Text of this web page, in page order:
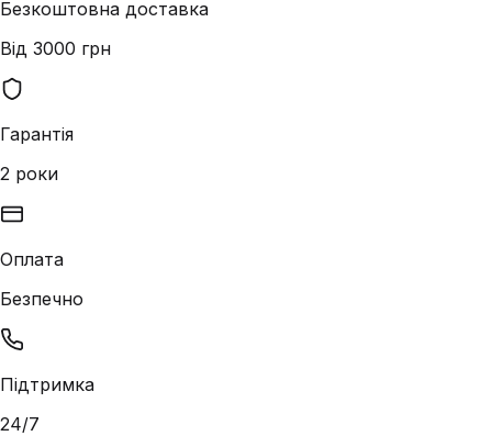
Безкоштовна доставка
Від 3000 грн
Гарантія
2 роки
Оплата
Безпечно
Підтримка
24/7